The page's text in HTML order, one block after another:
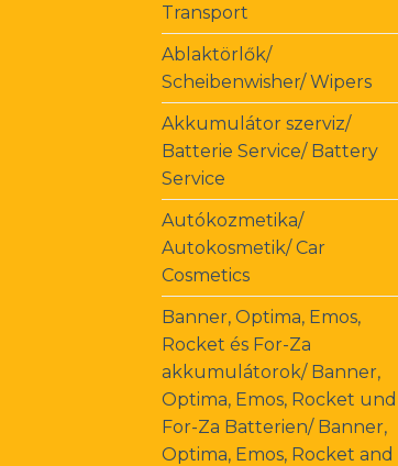
Transport
Ablaktörlők/
Scheibenwisher/ Wipers
Akkumulátor szerviz/
Batterie Service/ Battery
Service
Autókozmetika/
Autokosmetik/ Car
Cosmetics
Banner, Optima, Emos,
Rocket és For-Za
akkumulátorok/ Banner,
Optima, Emos, Rocket und
For-Za Batterien/ Banner,
Optima, Emos, Rocket and